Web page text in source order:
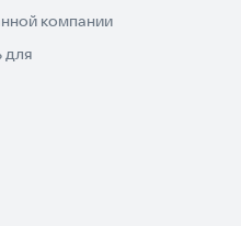
компании
для